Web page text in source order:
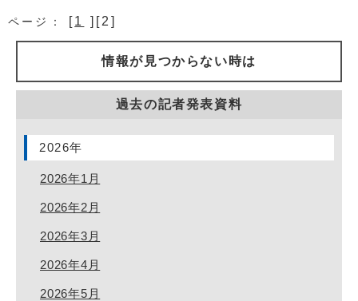
ページ： [1 ][2]
情報が見つからない時は
過去の記者発表資料
2026年
2026年1月
2026年2月
2026年3月
2026年4月
2026年5月